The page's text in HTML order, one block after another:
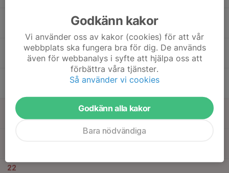
Träning
20
22
Godkänn kakor
Vi använder oss av kakor (cookies) för att vår
webbplats ska fungera bra för dig. De används
även för webbanalys i syfte att hjälpa oss att
förbättra våra tjänster.
Så använder vi cookies
Godkänn alla kakor
Bara nödvändiga